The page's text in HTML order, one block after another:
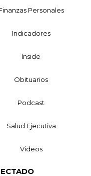
Personales
Indicadores
Inside
Obituarios
Podcast
Salud Ejecutiva
Videos